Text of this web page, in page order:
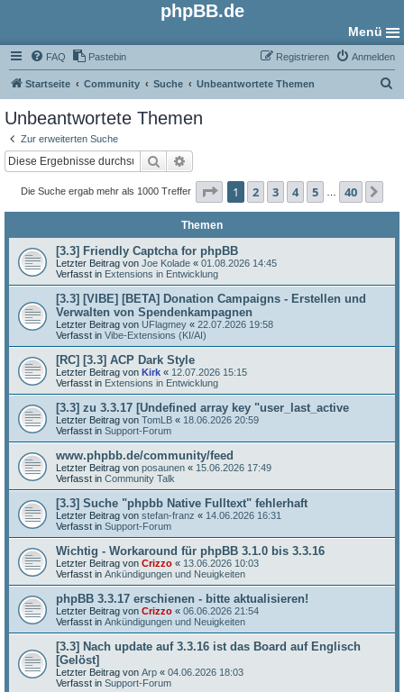
phpBB.de
Menü
FAQ Pastebin Anmelden
Registrieren
Startseite Community Suche Unbeantwortete Themen
Unbeantwortete Themen
Zur erweiterten Suche
Suche
Die Suche ergab mehr als 1000 Treffer Seite 1von 40
1 2 3 4 5 40
Themen
[3.3] Friendly Captcha for phpBB
Letzter Beitrag von Joe Kolade « 01.08.2026 14:45
Verfasst in Extensions in Entwicklung
[3.3] [VIBE] [BETA] Donation Campaigns - Erstellen und
Verwalten von Spendenkampagnen
Letzter Beitrag von UFlagmey « 22.07.2026 19:58
Verfasst in Vibe-Extensions (KI/AI)
[RC] [3.3] ACP Dark Style
Letzter Beitrag von Kirk « 12.07.2026 15:15
Verfasst in Extensions in Entwicklung
[3.3] zu 3.3.17 [Undefined array key "user_last_active
Letzter Beitrag von TomLB « 18.06.2026 20:59
Verfasst in Support-Forum
www.phpbb.de/community/feed
Letzter Beitrag von posaunen « 15.06.2026 17:49
Verfasst in Community Talk
[3.3] Suche "phpbb Native Fulltext" fehlerhaft
Letzter Beitrag von stefan-franz « 14.06.2026 16:31
Verfasst in Support-Forum
Wichtig - Workaround für phpBB 3.1.0 bis 3.3.16
Letzter Beitrag von Crizzo « 13.06.2026 10:03
Verfasst in Ankündigungen und Neuigkeiten
phpBB 3.3.17 erschienen - bitte aktualisieren!
Letzter Beitrag von Crizzo « 06.06.2026 21:54
Verfasst in Ankündigungen und Neuigkeiten
[3.3] Nach update auf 3.3.16 ist das Board auf Englisch
[Gelöst]
Letzter Beitrag von Arp « 04.06.2026 18:03
Verfasst in Support-Forum